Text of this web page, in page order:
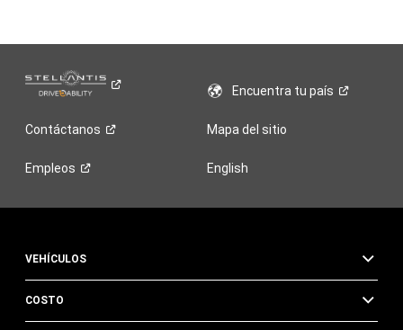
Encuentra tupaís
Contáctanos Mapa del sitio
Empleos English
VEHÍCULOS
COSTO